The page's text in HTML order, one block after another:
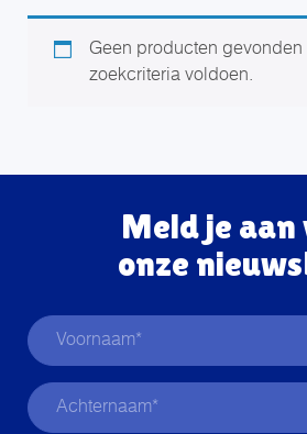
Geen producten gevonden
zoekcriteria voldoen.
Meld je aan
onze